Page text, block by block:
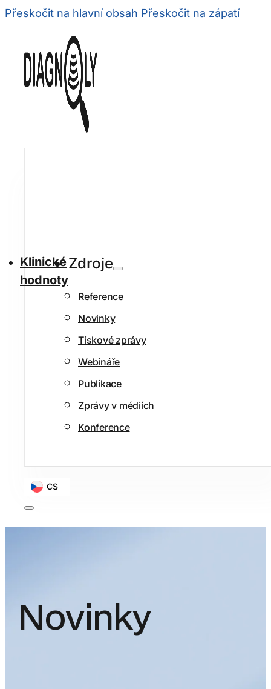
Přeskočit na hlavní obsah Přeskočit na zápatí
Klinické
hodnoty
Zdroje
Reference
Novinky
Tiskové zprávy
Webináře
Publikace
Zprávy v médiích
Konference
CS
Novinky